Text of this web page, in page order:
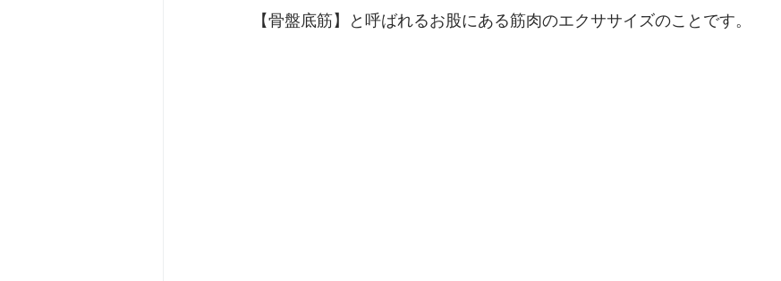
【骨盤底筋】と呼ばれるお股にある筋肉のエクササイズのことです。